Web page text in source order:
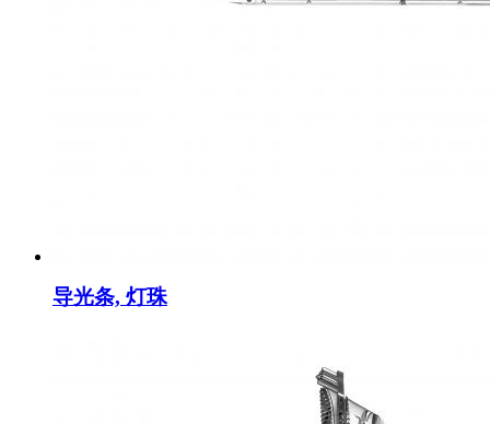
导光条, 灯珠